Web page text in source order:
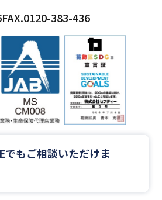
FAX.0120-383-436
でもご相談いただけま